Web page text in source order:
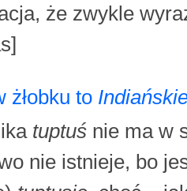
że zwykle
żłobku to
tuptuś nie ma w
nie istnieje, bo